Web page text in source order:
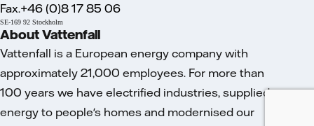
Fax.+46 (0)8 17 85 06
SE-169 92 Stockholm
About Vattenfall
Vattenfall is a European energy company with
approximately 21,000 employees. For more than
100 years we have electrified industries, supplied
energy to people's homes and modernised our